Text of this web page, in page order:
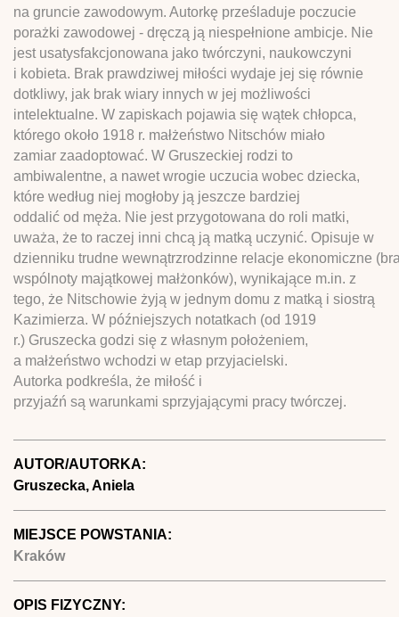
na gruncie zawodowym. Autorkę prześladuje poczucie
porażki zawodowej - dręczą ją niespełnione ambicje. Nie
jest usatysfakcjonowana jako twórczyni, naukowczyni
i kobieta. Brak prawdziwej miłości wydaje jej się równie
dotkliwy, jak brak wiary innych w jej możliwości
intelektualne. W zapiskach pojawia się wątek chłopca,
którego około 1918 r. małżeństwo Nitschów miało
zamiar zaadoptować. W Gruszeckiej rodzi to
ambiwalentne, a nawet wrogie uczucia wobec dziecka,
które według niej mogłoby ją jeszcze bardziej
oddalić od męża. Nie jest przygotowana do roli matki,
uważa, że to raczej inni chcą ją matką uczynić. Opisuje w
dzienniku trudne wewnątrzrodzinne relacje ekonomiczne
wspólnoty majątkowej małżonków), wynikające m.in. z
tego, że Nitschowie żyją w jednym domu z matką i siostrą
Kazimierza. W późniejszych notatkach (od 1919
r.) Gruszecka godzi się z własnym położeniem,
a małżeństwo wchodzi w etap przyjacielski.
Autorka podkreśla, że miłość i
przyjaźń są warunkami sprzyjającymi pracy twórczej.
AUTOR/AUTORKA:
Gruszecka, Aniela
MIEJSCE POWSTANIA:
Kraków
OPIS FIZYCZNY: